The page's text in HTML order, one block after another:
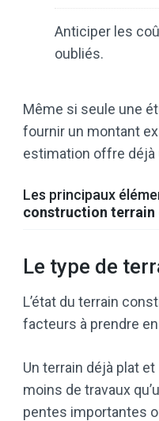
Anticiper les
oubliés.
Même si seule une
fournir un montant
estimation offre déjà
Les principaux
construction terrain
Le type de
L’état du terrain
facteurs à prendre
Un terrain déjà plat
moins de travaux
pentes importantes